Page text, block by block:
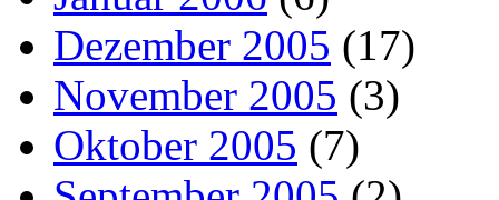
Dezember 2005 (17)
November 2005 (3)
Oktober 2005 (7)